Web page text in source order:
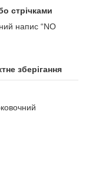
стрічками
напис “NO
зберігання